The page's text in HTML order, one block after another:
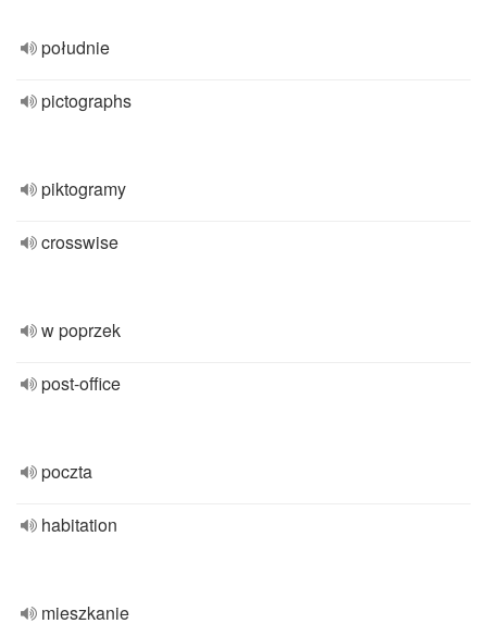
południe
pictographs
piktogramy
crosswise
w poprzek
post-office
poczta
habitation
mieszkanie